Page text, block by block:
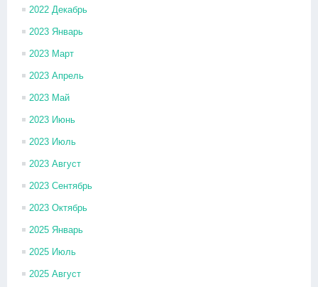
2022 Декабрь
2023 Январь
2023 Март
2023 Апрель
2023 Май
2023 Июнь
2023 Июль
2023 Август
2023 Сентябрь
2023 Октябрь
2025 Январь
2025 Июль
2025 Август